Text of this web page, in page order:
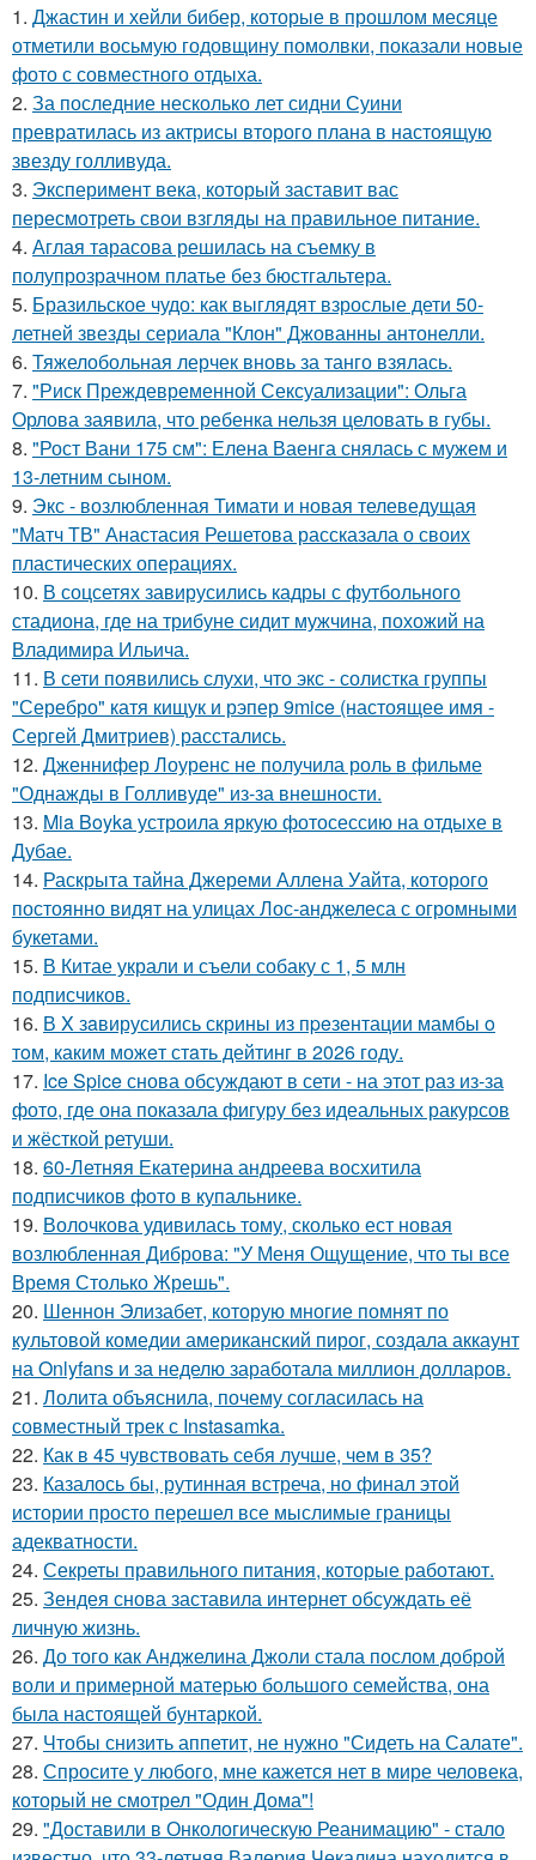
1. Джастин и хейли бибер, которые в прошлом месяце
отметили восьмую годовщину помолвки, показали новые
фото с совместного отдыха.
2. За последние несколько лет сидни Суини
превратилась из актрисы второго плана в настоящую
звезду голливуда.
3. Эксперимент века, который заставит вас
пересмотреть свои взгляды на правильное питание.
4. Аглая тарасова решилась на съемку в
полупрозрачном платье без бюстгальтера.
5. Бразильское чудо: как выглядят взрослые дети 50-
летней звезды сериала "Клон" Джованны антонелли.
6. Тяжелобольная лерчек вновь за танго взялась.
7. "Риск Преждевременной Сексуализации": Ольга
Орлова заявила, что ребенка нельзя целовать в губы.
8. "Рост Вани 175 см": Елена Ваенга снялась с мужем и
13-летним сыном.
9. Экс - возлюбленная Тимати и новая телеведущая
"Матч ТВ" Анастасия Решетова рассказала о своих
пластических операциях.
10. В соцсетях завирусились кадры с футбольного
стадиона, где на трибуне сидит мужчина, похожий на
Владимира Ильича.
11. В сети появились слухи, что экс - солистка группы
"Серебро" катя кищук и рэпер 9mice (настоящее имя -
Сергей Дмитриев) расстались.
12. Дженнифер Лоуренс не получила роль в фильме
"Однажды в Голливуде" из-за внешности.
13. Mia Boyka устроила яркую фотосессию на отдыхе в
Дубае.
14. Раскрыта тайна Джереми Аллена Уайта, которого
постоянно видят на улицах Лос-анджелеса с огромными
букетами.
15. В Китае украли и съели собаку с 1, 5 млн
подписчиков.
16. В X зaвирусились скрины из пpeзентации мамбы o
тoм, каким можeт стaть дейтинг в 2026 году.
17. Ice Spice снова обсуждают в сети - на этот раз из-за
фото, где она показала фигуру без идеальных ракурсов
и жёсткой ретуши.
18. 60-Летняя Екатерина андреева восхитила
подписчиков фото в купальнике.
19. Волочкова удивилась тому, сколько ест новая
возлюбленная Диброва: "У Меня Ощущение, что ты все
Время Столько Жрешь".
20. Шеннон Элизабет, которую многие помнят по
культовой комедии американский пирог, создала аккаунт
на Onlyfans и за неделю заработала миллион долларов.
21. Лолита объяснила, почему согласилась на
совместный трек с Instasamka.
22. Как в 45 чувствовать себя лучше, чем в 35?
23. Казалось бы, рутинная встреча, но финал этой
истории просто перешел все мыслимые границы
адекватности.
24. Секреты правильного питания, которые работают.
25. Зендея снова заставила интернет обсуждать её
личную жизнь.
26. До того как Анджелина Джоли стала послом доброй
воли и примерной матерью большого семейства, она
была настоящей бунтаркой.
27. Чтобы снизить аппетит, не нужно "Сидеть на Салате".
28. Спросите у любого, мне кажется нет в мире человека,
который не смотрел "Один Дома"!
29. "Доставили в Онкологическую Реанимацию" - стало